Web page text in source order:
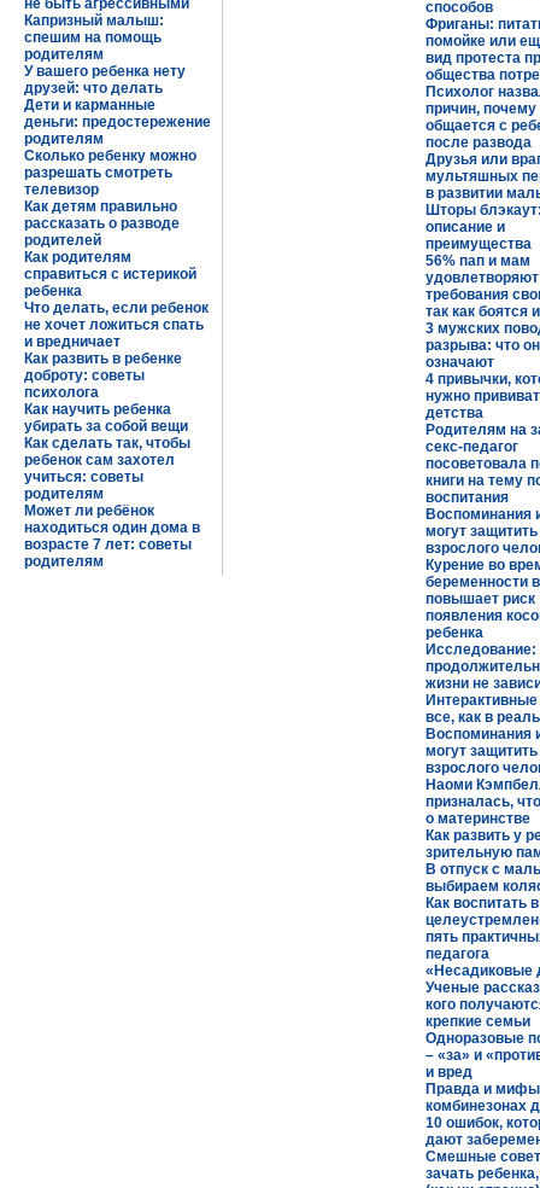
способов
Фриганы:
помойке или
вид протеста
общества
Психолог
причин, почему
общается с
после развода
Друзья или
мультяшных
в развитии
Шторы
описание и
преимущества
56% пап и мам
удовлетворяют
требования
так как боятся
3 мужских
разрыва: что
означают
4 привычки,
нужно
детства
Родителям на
секс-педагог
посоветовала
книги на тему
воспитания
Воспоминания
могут
взрослого
Курение во
беременности
повышает риск
появления
ребенка
Исследование:
жизни не
все, как в
Воспоминания
могут
взрослого
Наоми
призналась,
о материнстве
Как развить у
зрительную
В отпуск с
выбираем
Как воспитать
пять
педагога
«Несадиковые
Ученые
кого
крепкие семьи
Одноразовые
– «за» и
и вред
Правда и мифы
комбинезонах
10 ошибок,
дают
Смешные
зачать
не быть агрессивными
Капризный малыш:
спешим на помощь
родителям
У вашего ребенка нету
друзей: что делать
Дети и карманные
деньги: предостережение
родителям
Сколько ребенку можно
разрешать смотреть
телевизор
Как детям правильно
рассказать о разводе
родителей
Как родителям
справиться с истерикой
ребенка
Что делать, если ребенок
не хочет ложиться спать
и вредничает
Как развить в ребенке
доброту: советы
психолога
Как научить ребенка
убирать за собой вещи
Как сделать так, чтобы
ребенок сам захотел
учиться: советы
родителям
Может ли ребёнок
находиться один дома в
возрасте 7 лет: советы
родителям